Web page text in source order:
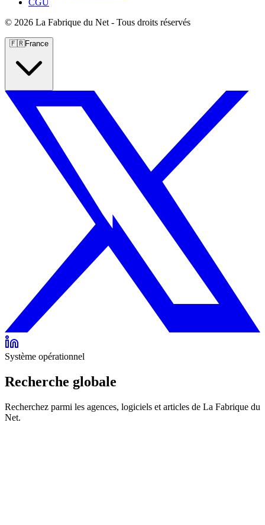
CGU
© 2026 La Fabrique du Net - Tous droits réservés
🇫🇷France
Système opérationnel
Recherche globale
Recherchez parmi les agences, logiciels et articles de La Fabrique du
Net.